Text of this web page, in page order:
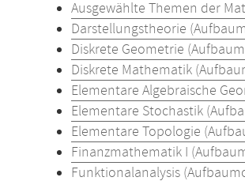
Ausgewählte Themen der
Darstellungstheorie
Diskrete Geometrie
Diskrete Mathematik
Elementare Algebraische
Elementare Stochastik
Elementare Topologie
Finanzmathematik I
Funktionalanalysis